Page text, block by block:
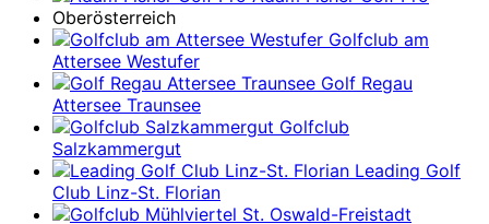
Oberösterreich
Golfclub am
Attersee Westufer
Golf Regau
Attersee Traunsee
Golfclub
Salzkammergut
Leading Golf
Club Linz-St. Florian